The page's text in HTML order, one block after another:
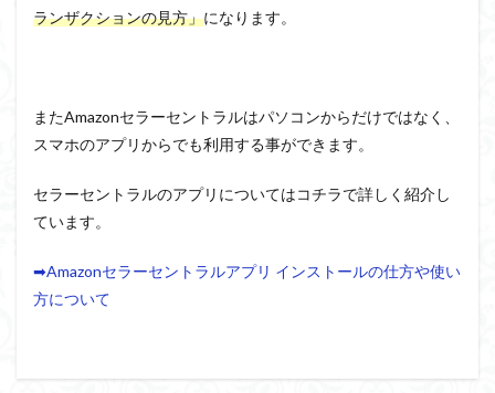
ランザクションの見方」になります。
またAmazonセラーセントラルはパソコンからだけではなく、
スマホのアプリからでも利用する事ができます。
セラーセントラルのアプリについてはコチラで詳しく紹介し
ています。
➡Amazonセラーセントラルアプリ インストールの仕方や使い
方について